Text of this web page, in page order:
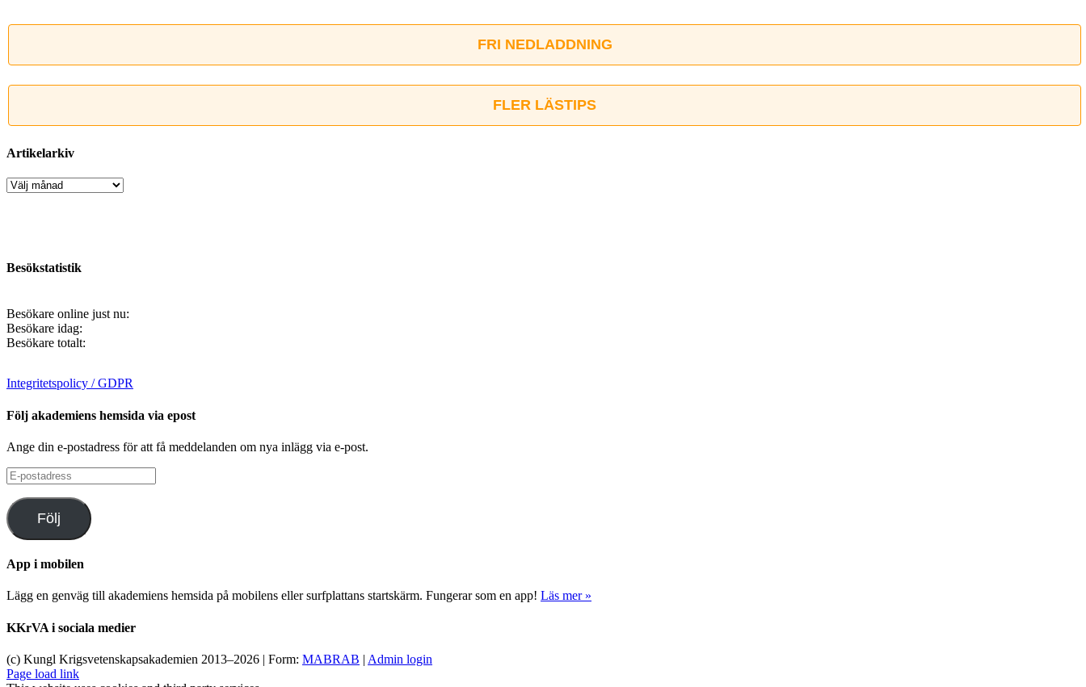
FRI NEDLADDNING
FLER LÄSTIPS
Artikelarkiv
Artikelarkiv
Besökstatistik
Besökare online just nu:
Besökare idag:
Besökare totalt:
Integritetspolicy / GDPR
Följ akademiens hemsida via epost
Ange din e-postadress för att få meddelanden om nya inlägg via e-post.
E-
postadress
Följ
App i mobilen
Lägg en genväg till akademiens hemsida på mobilens eller surfplattans startskärm. Fungerar som en app! Läs mer »
KKrVA i sociala medier
(c) Kungl Krigsvetenskapsakademien 2013–2026 | Form: MABRAB | Admin login
Page load link